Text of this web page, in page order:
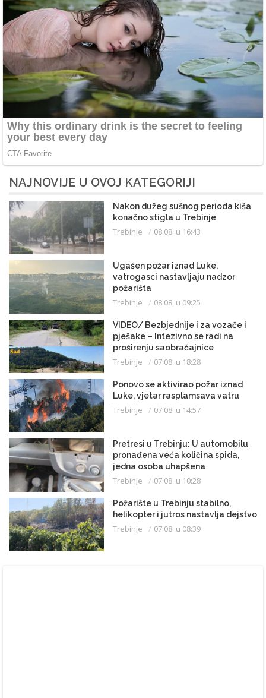
NAJNOVIJE U OVOJ KATEGORIJI
Nakon dužeg sušnog perioda kiša
konačno stigla u Trebinje
Trebinje 08.08. u 16:43
Ugašen požar iznad Luke,
vatrogasci nastavljaju nadzor
požarišta
Trebinje 08.08. u 09:25
VIDEO/ Bezbjednije i za vozače i
pješake – Intezivno se radi na
proširenju saobraćajnice
Trebinje 07.08. u 18:28
Ponovo se aktivirao požar iznad
Luke, vjetar rasplamsava vatru
Trebinje 07.08. u 14:57
Pretresi u Trebinju: U automobilu
pronađena veća količina spida,
jedna osoba uhapšena
Trebinje 07.08. u 10:28
Požarište u Trebinju stabilno,
helikopter i jutros nastavlja dejstvo
Trebinje 07.08. u 08:39